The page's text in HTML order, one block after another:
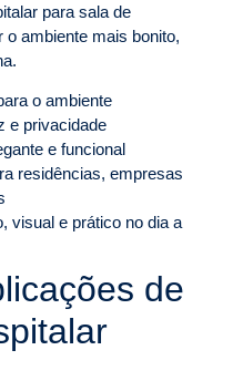
para sala de
o ambiente mais bonito,
o ambiente
e privacidade
e funcional
residências, empresas
visual e prático no dia a
de